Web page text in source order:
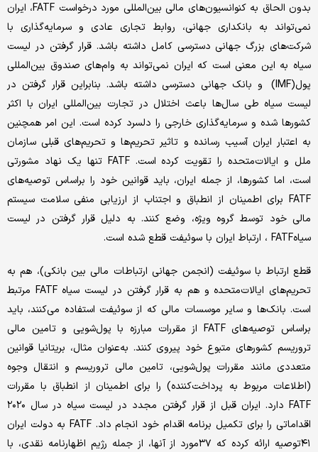
بدون الحاق به کنوانسیون‌های مالی بین‌المللی مورد درخواست FATF، ایران
نمی‌تواند به بانکداری جهانی، روابط تجاری عادی و سرمایه‌گذاری با
شرکت‌های بزرگ جهانی دسترسی کامل داشته باشد. قرار گرفتن در لیست
سیاه به این معنی است که ایران نمی‌تواند به وام‌های صندوق بین‌المللی
پول(IMF) و بانک جهانی دسترسی داشته باشد. بنابراین قرار گرفتن در
لیست سیاه طی سال‌ها باعث اختلال در تجارت بین‌المللی ایران با اکثر
کشورها شده و سرمایه‌گذاری خارجی را دلسرد کرده است. این امر همچنین
به اعتبار ایران آسیب رسانده و تاثیر تحریم‌‌‌ها و تحریم‌‌‌های قبلی سازمان
ملل و ایالات‌متحده را تقویت کرده است. FATF تنها یک نهاد مشورتی
است، اما کشورها، از جمله ایران، باید قوانین خود را براساس توصیه‌های
FATF برای اطمینان از انطباق و اجتناب از ارزیابی منفی سلامت سیستم
مالی خود توسط گروه ویژه، وضع کنند. به دلیل قرار گرفتن در لیست
سیاهFATF ، ارتباط ایران با سوئیفت قطع شده است.
قطع ارتباط با سوئیفت (انجمن جهانی ارتباطات مالی بین بانکی)، هم به
تحریم‌های ایالات‌متحده و هم به قرار گرفتن در لیست سیاه FATF مرتبط
است. بانک‌ها و سایر موسسات مالی که از سوئیفت استفاده می‌کنند، باید
براساس توصیه‌‌‌های FATF از مقررات مبارزه با پول‌شویی و تامین مالی
تروریسم کشورهای متبوع خود پیروی کنند. به‌عنوان مثال، بریتانیا قوانین
متعددی مانند مقررات پول‌شویی، تامین مالی تروریسم و انتقال وجوه
(اطلاعات مربوط به پرداخت‌کننده) را برای اطمینان از انطباق با مقررات
FATF دارد. ایران قبل از قرار گرفتن مجدد در لیست سیاه در سال ۲۰۲۰
اقداماتی را برای تکمیل برنامه اقدام خود انجام داد. FATF به دولت ایران
۴۱توصیه ارائه کرده که ۳۷مورد از آنها، از جمله رژیم اظهارنامه نقدی، با